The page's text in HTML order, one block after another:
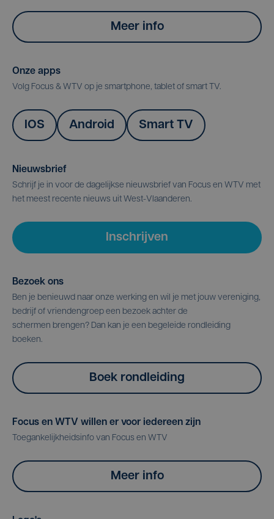
Meer info
Onze apps
Volg Focus & WTV op je smartphone, tablet of smart TV.
IOS Android Smart TV
Nieuwsbrief
Schrijf je in voor de dagelijkse nieuwsbrief van Focus en WTV met
het meest recente nieuws uit West-Vlaanderen.
Inschrijven
Bezoek ons
Ben je benieuwd naar onze werking en wil je met jouw vereniging,
bedrijf of vriendengroep een bezoek achter de
schermen brengen? Dan kan je een begeleide rondleiding
boeken.
Boek rondleiding
Focus en WTV willen er voor iedereen zijn
Toegankelijkheidsinfo van Focus en WTV
Meer info